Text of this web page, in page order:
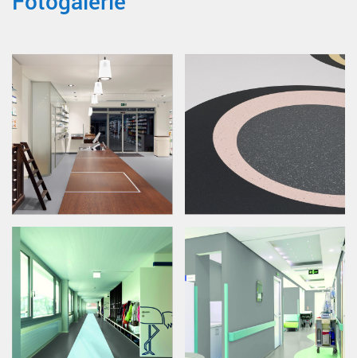
CLAY BROWN 0400